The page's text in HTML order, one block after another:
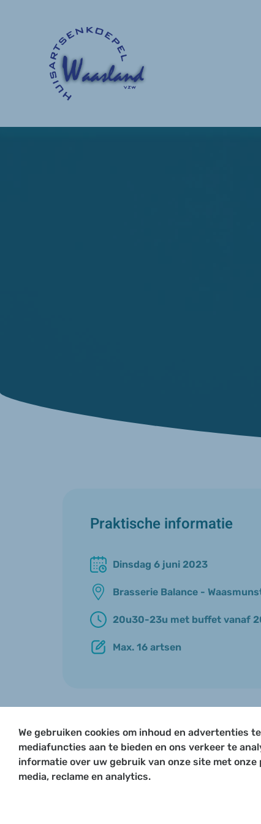
Praktische informatie
Dinsdag 6 juni 2023
Brasserie Balance -
20u30-23u met buffet vanaf
Max. 16 artsen
We gebruiken cookies om inhoud en advertenties
mediafuncties aan te bieden en ons verkeer te
informatie over uw gebruik van onze site met
media, reclame en analytics.